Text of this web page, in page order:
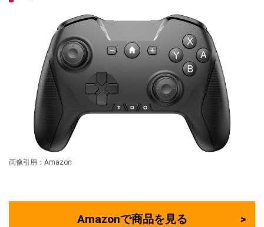
画像引用：Amazon
Amazonで商品を見る